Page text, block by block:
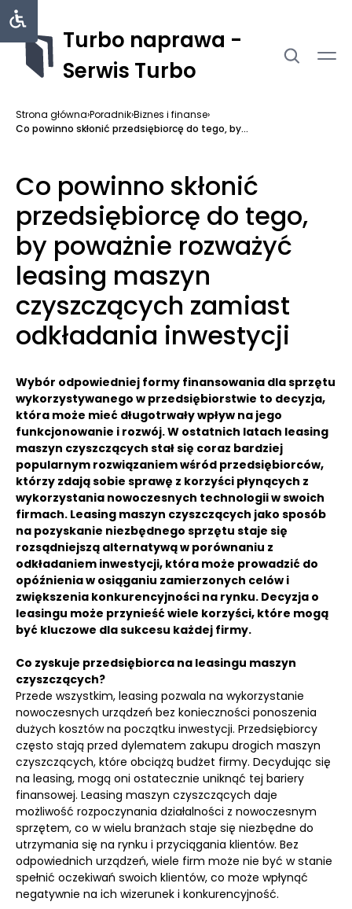
Turbo naprawa -
Serwis Turbo
Strona główna›Poradnik›Biznes i finanse›
Co powinno skłonić przedsiębiorcę do tego, by...
Co powinno skłonić
przedsiębiorcę do tego,
by poważnie rozważyć
leasing maszyn
czyszczących zamiast
odkładania inwestycji
Wybór odpowiedniej formy finansowania dla sprzętu
wykorzystywanego w przedsiębiorstwie to decyzja,
która może mieć długotrwały wpływ na jego
funkcjonowanie i rozwój. W ostatnich latach leasing
maszyn czyszczących stał się coraz bardziej
popularnym rozwiązaniem wśród przedsiębiorców,
którzy zdają sobie sprawę z korzyści płynących z
wykorzystania nowoczesnych technologii w swoich
firmach. Leasing maszyn czyszczących jako sposób
na pozyskanie niezbędnego sprzętu staje się
rozsądniejszą alternatywą w porównaniu z
odkładaniem inwestycji, która może prowadzić do
opóźnienia w osiąganiu zamierzonych celów i
zwiększenia konkurencyjności na rynku. Decyzja o
leasingu może przynieść wiele korzyści, które mogą
być kluczowe dla sukcesu każdej firmy.
Co zyskuje przedsiębiorca na leasingu maszyn
czyszczących?
Przede wszystkim, leasing pozwala na wykorzystanie
nowoczesnych urządzeń bez konieczności ponoszenia
dużych kosztów na początku inwestycji. Przedsiębiorcy
często stają przed dylematem zakupu drogich maszyn
czyszczących, które obciążą budżet firmy. Decydując się
na leasing, mogą oni ostatecznie uniknąć tej bariery
finansowej. Leasing maszyn czyszczących daje
możliwość rozpoczynania działalności z nowoczesnym
sprzętem, co w wielu branżach staje się niezbędne do
utrzymania się na rynku i przyciągania klientów. Bez
odpowiednich urządzeń, wiele firm może nie być w stanie
spełnić oczekiwań swoich klientów, co może wpłynąć
negatywnie na ich wizerunek i konkurencyjność.